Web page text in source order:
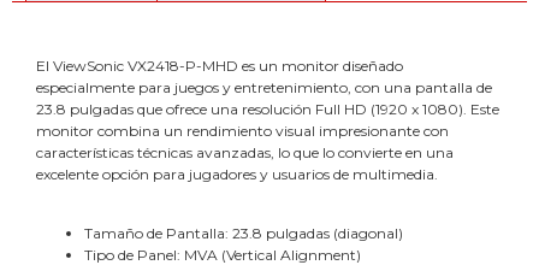
El ViewSonic VX2418-P-MHD es un monitor diseñado
especialmente para juegos y entretenimiento, con una pantalla de
23.8 pulgadas que ofrece una resolución Full HD (1920 x 1080). Este
monitor combina un rendimiento visual impresionante con
características técnicas avanzadas, lo que lo convierte en una
excelente opción para jugadores y usuarios de multimedia.
Tamaño de Pantalla: 23.8 pulgadas (diagonal)
Tipo de Panel: MVA (Vertical Alignment)